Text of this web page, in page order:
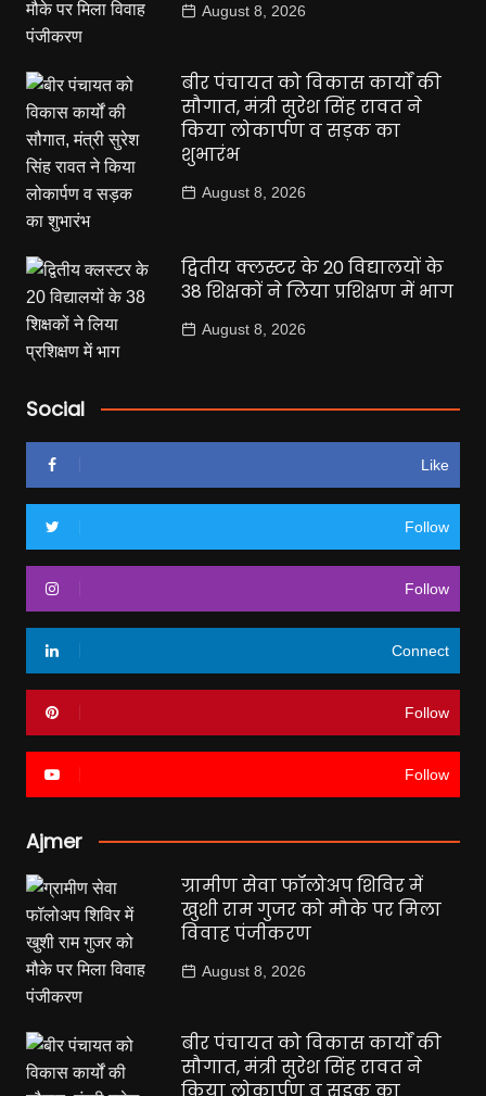
August 8, 2026
बीर पंचायत को विकास कार्यों की
सौगात, मंत्री सुरेश सिंह रावत ने
किया लोकार्पण व सड़क का
शुभारंभ
August 8, 2026
द्वितीय क्लस्टर के 20 विद्यालयों के
38 शिक्षकों ने लिया प्रशिक्षण में भाग
August 8, 2026
Social
Like
Follow
Follow
Connect
Follow
Follow
Ajmer
ग्रामीण सेवा फॉलोअप शिविर में
खुशी राम गुजर को मौके पर मिला
विवाह पंजीकरण
August 8, 2026
बीर पंचायत को विकास कार्यों की
सौगात, मंत्री सुरेश सिंह रावत ने